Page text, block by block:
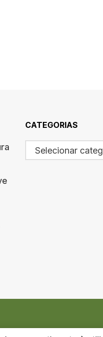
CATEGORIAS
Selecionar